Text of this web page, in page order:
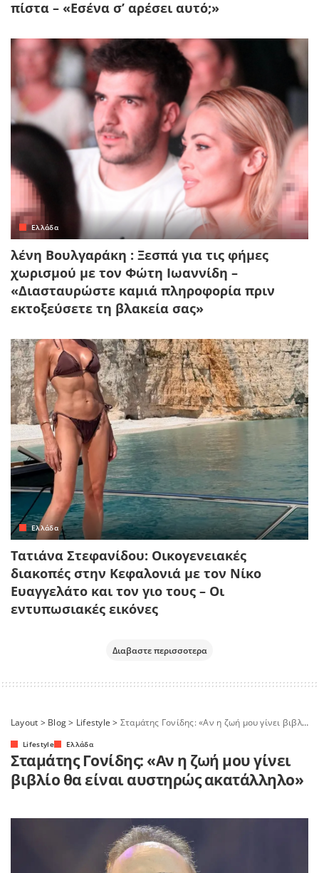
πίστα – «Εσένα σ’ αρέσει αυτό;»
Ελλάδα
λένη Βουλγαράκη : Ξεσπά για τις φήμες
χωρισμού με τον Φώτη Ιωαννίδη –
«Διασταυρώστε καμιά πληροφορία πριν
εκτοξεύσετε τη βλακεία σας»
Ελλάδα
Τατιάνα Στεφανίδου: Οικογενειακές
διακοπές στην Κεφαλονιά με τον Νίκο
Ευαγγελάτο και τον γιο τους – Οι
εντυπωσιακές εικόνες
Διαβαστε περισσοτερα
Layout > Blog> Lifestyle > Σταμάτης Γονίδης: «Αν η ζωή μου γίνει βιβλίο θα είναι αυστηρώς ακατάλληλο»
Lifestyle Ελλάδα
Σταμάτης Γονίδης: «Αν η ζωή μου γίνει
βιβλίο θα είναι αυστηρώς ακατάλληλο»